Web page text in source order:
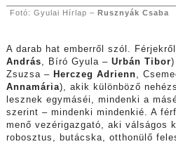
Fotó: Gyulai Hírlap – Rusznyák Csaba
A darab hat emberről szól.
András, Bíró Gyula – Urbán Tibor
Zsuzsa – Herczeg Adrienn,
Annamária), akik különböző
lesznek egymáséi, mindenki a
szerint – mindenki mindenkié. A
menő vezérigazgató, aki válságos
robosztus, butácska, otthonülő